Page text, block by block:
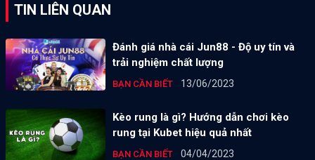
TIN LIÊN QUAN
Đánh giá nhà cái Jun88 - Độ uy tín và
trải nghiệm chất lượng
BẠN CẦN BIẾT 13/06/2023
Kèo rung là gì? Hướng dẫn chơi kèo
rung tại Kubet hiệu quả nhất
BẠN CẦN BIẾT 04/04/2023